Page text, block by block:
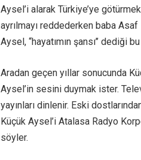
Aysel’i alarak Türkiye’ye
ayrılmayı reddederken baba
Aysel, “hayatımın şansı’’ dediği
Aradan geçen yıllar sonucunda
Aysel’in sesini duymak ister.
yayınları dinlenir. Eski
Küçük Aysel’i Atalasa Radyo
söyler.